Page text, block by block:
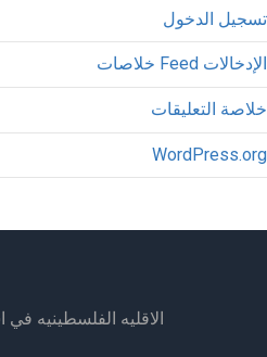
تسجيل الدخول
خلاصات Feed الإدخالات
خلاصة التعليقات
WordPress.org
الاقليه الفلسطينيه